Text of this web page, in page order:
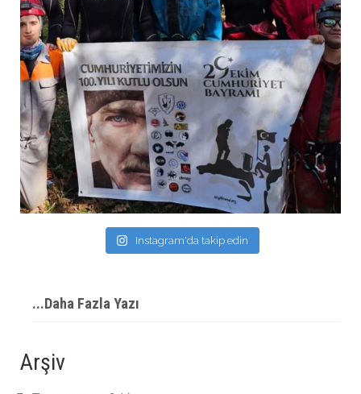
Instagram'da takip edin
...Daha Fazla Yazı
Arşiv